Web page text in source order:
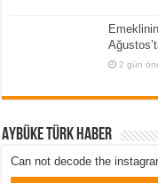
2 gün
Aybüke Türk Haber
Can not decode the